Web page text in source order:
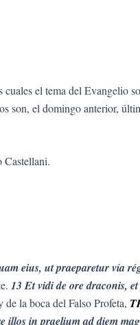
cuales el tema del Evangelio
son, el domingo anterior,
Castellani.
eius, ut praeparetur vía
13 Et vidi de ore draconis,
la boca del Falso Profeta,
illos in praelium ad diem